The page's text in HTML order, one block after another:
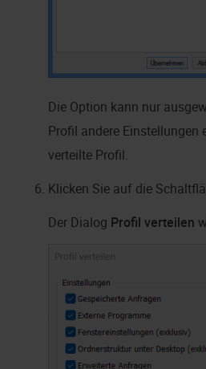
Die Option kann nur
Profil andere Einstellungen
verteilte Profil.
Klicken Sie auf die
Der Dialog Profil verteilen